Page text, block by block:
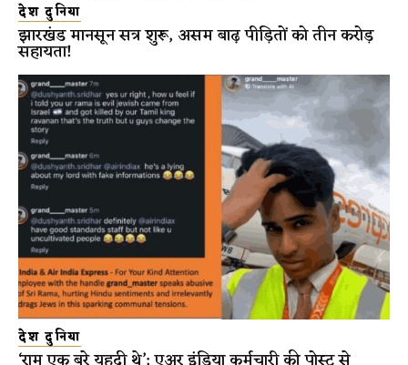
देश दुनिया
झारखंड मानसून सत्र शुरू, असम बाढ़ पीड़ितों को तीन करोड़
सहायता!
देश दुनिया